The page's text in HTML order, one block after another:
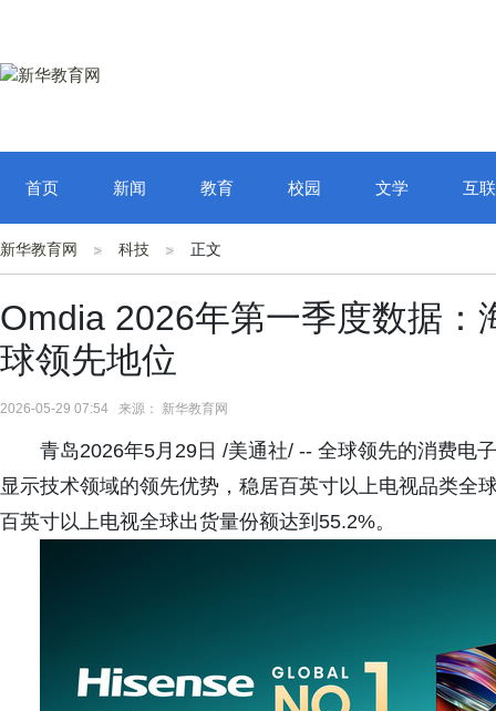
首页 新闻 教育 校园 文学 互
新华教育网 科技 正文
Omdia 2026年第一季度数据：
球领先地位
2026-05-29 07:54 来源： 新华教育网
青岛2026年5月29日 /美通社/ -- 全球领先的消费电
显示技术领域的领先优势，稳居百英寸以上电视品类全
百英寸以上电视全球出货量份额达到55.2%。